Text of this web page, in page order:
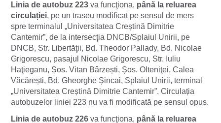
Linia de autobuz 223 va funcţiona, până la reluarea
circulației, pe un traseu modificat pe sensul de mers
spre terminalul „Universitatea Creștină Dimitrie
Cantemir”, de la intersecţia DNCB/Splaiul Unirii, pe
DNCB, Str. Libertăţii, Bd. Theodor Pallady, Bd. Nicolae
Grigorescu, pasajul Nicolae Grigorescu, Str. Iuliu
Haţieganu, Șos. Vitan Bârzești, Șos. Olteniţei, Calea
Văcărești, Bd. Gheorghe Șincai, Splaiul Unirii, terminal
„Universitatea Creștină Dimitrie Cantemir”. Circulația
autobuzelor liniei 223 nu va fi modificată pe sensul opus.
Linia de autobuz 226 va funcţiona, până la reluarea